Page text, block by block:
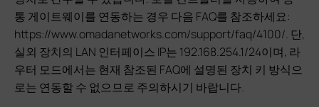
통 게이트웨이를 연동하는 경우 다음 FAQ를 참조하세요:
https://www.omadanetworks.com/support/faq/4100/. 단,
실외 장치의 LAN 인터페이스 IP는 192.168.254.1/24이며, 라
우터 모드에서는 현재 참조된 FAQ에 설명된 장치 키 방식으
로는 연동할 수 없으므로 주의하시기 바랍니다.